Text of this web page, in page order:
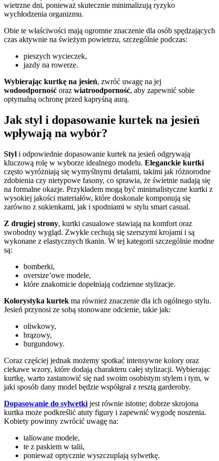
wietrzne dni, ponieważ skutecznie minimalizują ryzyko
wychłodzenia organizmu.
Obie te właściwości mają ogromne znaczenie dla osób spędzających
czas aktywnie na świeżym powietrzu, szczególnie podczas:
pieszych wycieczek,
jazdy na rowerze.
Wybierając kurtkę na jesień, zwróć uwagę na jej
wodoodporność oraz wiatroodporność, aby zapewnić sobie
optymalną ochronę przed kapryśną aurą.
Jak styl i dopasowanie kurtek na jesień
wpływają na wybór?
Styl i odpowiednie dopasowanie kurtek na jesień odgrywają
kluczową rolę w wyborze idealnego modelu. Eleganckie kurtki
często wyróżniają się wymyślnymi detalami, takimi jak różnorodne
zdobienia czy nietypowe fasony, co sprawia, że świetnie nadają się
na formalne okazje. Przykładem mogą być minimalistyczne kurtki z
wysokiej jakości materiałów, które doskonale komponują się
zarówno z sukienkami, jak i spodniami w stylu smart casual.
Z drugiej strony, kurtki casualowe stawiają na komfort oraz
swobodny wygląd. Zwykle cechują się szerszymi krojami i są
wykonane z elastycznych tkanin. W tej kategorii szczególnie modne
są:
bomberki,
oversize’owe modele,
które znakomicie dopełniają codzienne stylizacje.
Kolorystyka kurtek ma również znaczenie dla ich ogólnego stylu.
Jesień przynosi ze sobą stonowane odcienie, takie jak:
oliwkowy,
brązowy,
burgundowy.
Coraz częściej jednak możemy spotkać intensywne kolory oraz
ciekawe wzory, które dodają charakteru całej stylizacji. Wybierając
kurtkę, warto zastanowić się nad swoim osobistym stylem i tym, w
jaki sposób dany model będzie współgrał z resztą garderoby.
Dopasowanie do sylwetki jest równie istotne; dobrze skrojona
kurtka może podkreślić atuty figury i zapewnić wygodę noszenia.
Kobiety powinny zwrócić uwagę na:
taliowane modele,
te z paskiem w talii,
ponieważ optycznie wyszczuplają sylwetkę.